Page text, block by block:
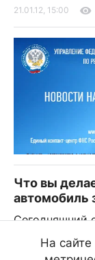
21.01.12, 15:00
Что вы
автомобиль
Сегодняшний
На